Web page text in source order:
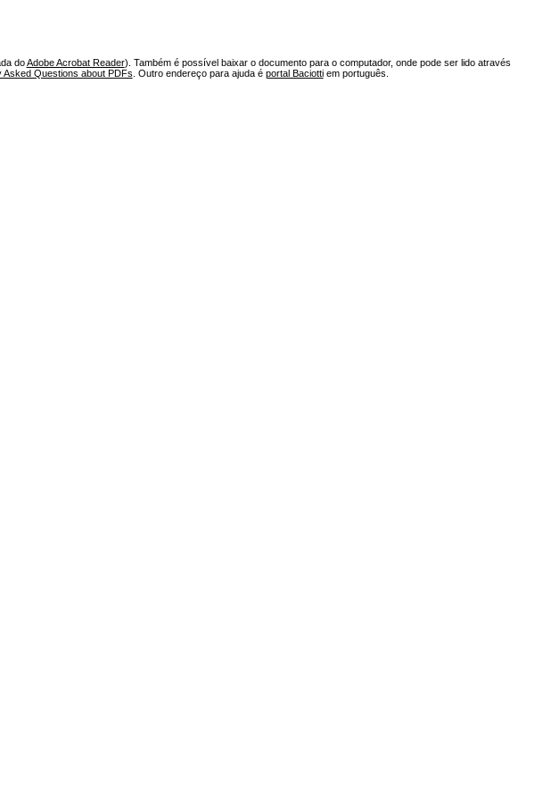
doAdobe Acrobat Reader). Também é possível baixar o documento para o computador, onde pode ser lido através
Asked Questions about PDFs . Outro endereço para ajuda é portal Baciottiem português.